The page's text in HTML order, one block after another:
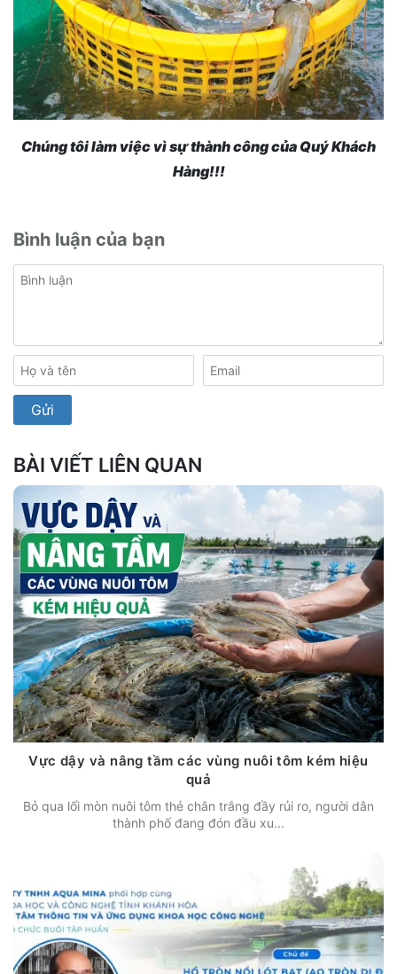
Chúng tôi làm việc vì sự thành công của Quý Khách
Hàng!!!
Bình luận của bạn
BÀI VIẾT LIÊN QUAN
Vực dậy và nâng tầm các vùng nuôi tôm kém hiệu
quả
Bỏ qua lối mòn nuôi tôm thẻ chân trắng đầy rủi ro, người dân
thành phố đang đón đầu xu...